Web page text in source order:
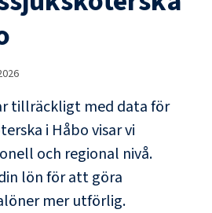
tillräckligt med data för
i Håbovisar vi
och regional nivå.
lön för att göra
mer utförlig.